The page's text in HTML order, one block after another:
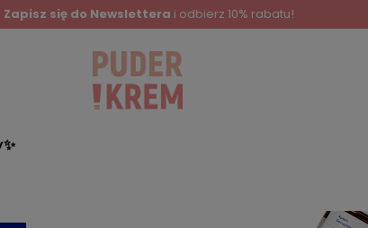
Zapisz się do Newslettera i odbierz 10% rabatu!